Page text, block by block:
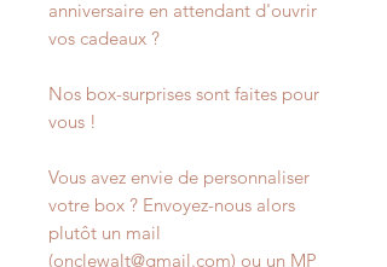
anniversaire en attendant d'ouvrir
vos cadeaux ?
Nos box-surprises sont faites pour
vous !
Vous avez envie de personnaliser
votre box ? Envoyez-nous alors
plutôt un mail
(onclewalt@gmail.com) ou un MP